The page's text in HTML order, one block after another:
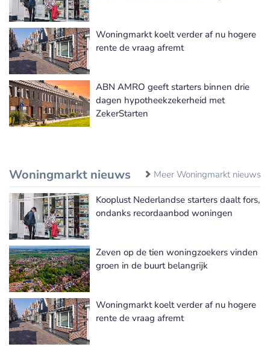
Woningmarkt koelt verder af nu hogere
rente de vraag afremt
ABN AMRO geeft starters binnen drie
dagen hypotheekzekerheid met
ZekerStarten
Woningmarkt nieuws Meer Woningmarkt nieuws
Kooplust Nederlandse starters daalt fors,
ondanks recordaanbod woningen
Zeven op de tien woningzoekers vinden
groen in de buurt belangrijk
Woningmarkt koelt verder af nu hogere
rente de vraag afremt